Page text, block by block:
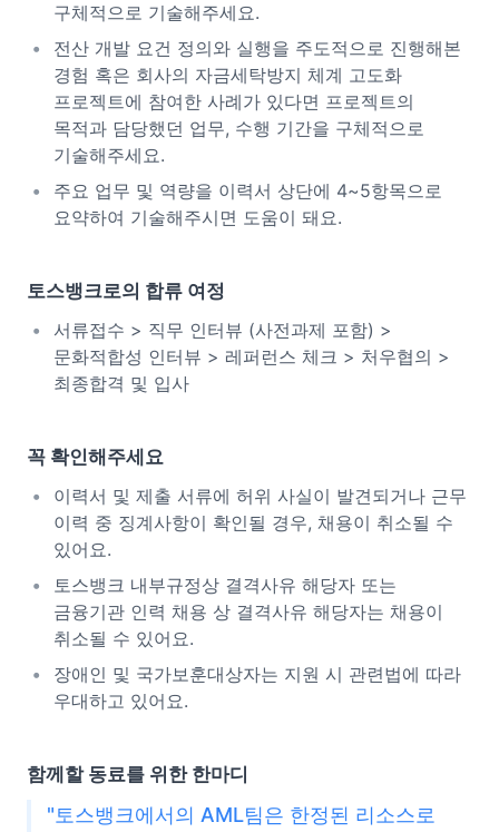
구체적으로 기술해주세요.
전산 개발 요건 정의와 실행을 주도적으로 진행해본
경험 혹은 회사의 자금세탁방지 체계 고도화
프로젝트에 참여한 사례가 있다면 프로젝트의
목적과 담당했던 업무, 수행 기간을 구체적으로
기술해주세요.
주요 업무 및 역량을 이력서 상단에 4~5항목으로
요약하여 기술해주시면 도움이 돼요.
토스뱅크로의 합류 여정
서류접수 > 직무 인터뷰 (사전과제 포함) >
문화적합성 인터뷰 > 레퍼런스 체크 > 처우협의 >
최종합격 및 입사
꼭 확인해주세요
이력서 및 제출 서류에 허위 사실이 발견되거나 근무
이력 중 징계사항이 확인될 경우, 채용이 취소될 수
있어요.
토스뱅크 내부규정상 결격사유 해당자 또는
금융기관 인력 채용 상 결격사유 해당자는 채용이
취소될 수 있어요.
장애인 및 국가보훈대상자는 지원 시 관련법에 따라
우대하고 있어요.
함께할 동료를 위한 한마디
"토스뱅크에서의 AML팀은 한정된 리소스로